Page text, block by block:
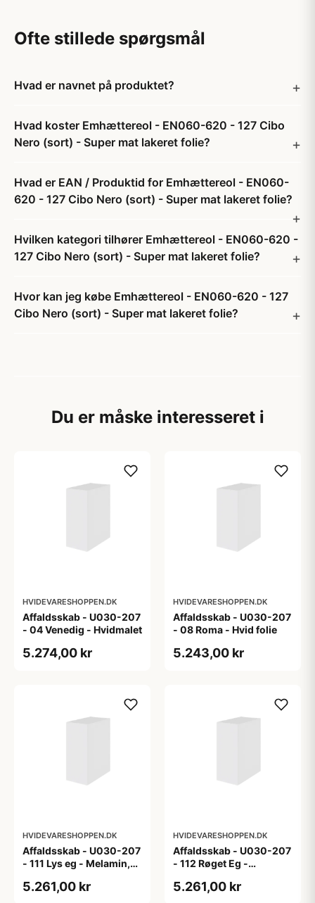
Ofte stillede spørgsmål
Hvad er navnet på produktet?
Hvad koster Emhættereol - EN060-620 - 127 Cibo
Nero (sort) - Super mat lakeret folie?
Hvad er EAN / Produktid for Emhættereol - EN060-
620 - 127 Cibo Nero (sort) - Super mat lakeret folie?
Hvilken kategori tilhører Emhættereol - EN060-620 -
127 Cibo Nero (sort) - Super mat lakeret folie?
Hvor kan jeg købe Emhættereol - EN060-620 - 127
Cibo Nero (sort) - Super mat lakeret folie?
Du er måske interesseret i
HVIDEVARESHOPPEN.DK
Affaldsskab - U030-207
- 04 Venedig - Hvidmalet
5.274,00 kr
HVIDEVARESHOPPEN.DK
Affaldsskab - U030-207
- 08 Roma - Hvid folie
5.243,00 kr
HVIDEVARESHOPPEN.DK
Affaldsskab - U030-207
- 111 Lys eg - Melamin,
5.261,00 kr
HVIDEVARESHOPPEN.DK
Affaldsskab - U030-207
- 112 Røget Eg -
5.261,00 kr